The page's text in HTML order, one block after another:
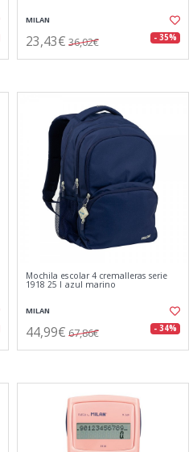
MILAN
23,43€ 36,02€ - 35%
Mochila escolar 4 cremalleras serie
1918 25 l azul marino
MILAN
44,99€ 67,86€ - 34%